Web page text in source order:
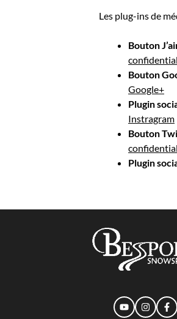
Les plug-ins de
Bouton
Bouton
Google+
Plugin
Instragram
Bouton
Plugin